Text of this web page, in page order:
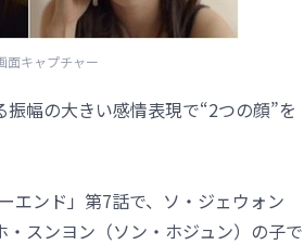
面キャプチャー
幅の大きい感情表現で“2つの顔”を
エンド」第7話で、ソ・ジェウォン
・スンヨン（ソン・ホジュン）の子で